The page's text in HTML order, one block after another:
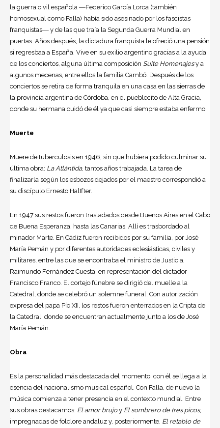
la guerra civil española ―Federico García Lorca (también
homosexual como Falla) había sido asesinado por los fascistas
franquistas― y de las que traía la Segunda Guerra Mundial en
puertas. Años después, la dictadura franquista le ofreció una pensión
si regresbaa a España. Vive en su exilio argentino gracias a la ayuda
de los conciertos, alguna última composición Suite Homenajesy a
algunos mecenas, entre ellos la familia Cambó. Después de los
conciertos se retira de forma tranquila en una casa en las sierras de
la provincia argentina de Córdoba, en el pueblecito de Alta Gracia,
donde su hermana cuidó de él ya que casi siempre estaba enfermo.
Muerte
Muere de tuberculosis en 1946, sin que hubiera podido culminar su
última obra: La Atlántida, tantos años trabajada. La tarea de
finalizarla según los esbozos dejados por el maestro correspondió a
su discípulo Ernesto Halffter.
En 1947 sus restos fueron trasladados desde Buenos Aires en el Cabo
de Buena Esperanza, hasta las Canarias. Allí es trasbordado al
minador Marte. En Cádiz fueron recibidos por su familia, por José
María Pemán y por diferentes autoridades eclesiásticas, civiles y
militares, entre las que se encontraba el ministro de Justicia,
Raimundo Fernández Cuesta, en representación del dictador
Francisco Franco. El cortejo fúnebre se dirigió del muelle a la
Catedral, donde se celebró un solemne funeral. Con autorización
expresa del papa Pío XII, los restos fueron enterrados en la Cripta de
la Catedral, donde se encuentran actualmente junto a los de José
María Pemán.
Obra
Es la personalidad más destacada del momento; con él se llega a la
esencia del nacionalismo musical español. Con Falla, de nuevo la
música comienza a tener presencia en el contexto mundial. Entre
sus obras destacamos: El amor brujoy El sombrero de tres picos,
impregnadas de folclore andaluz y, posteriormente, El retablo de